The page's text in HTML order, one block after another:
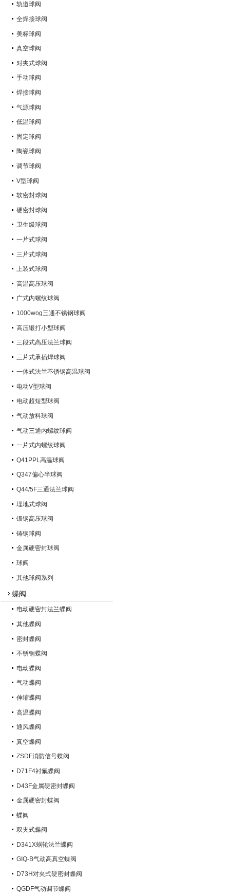
轨道球阀
全焊接球阀
美标球阀
真空球阀
对夹式球阀
手动球阀
焊接球阀
气源球阀
低温球阀
固定球阀
陶瓷球阀
调节球阀
V型球阀
软密封球阀
硬密封球阀
卫生级球阀
一片式球阀
三片式球阀
上装式球阀
高温高压球阀
广式内螺纹球阀
1000wog三通不锈钢球阀
高压锻打小型球阀
三段式高压法兰球阀
三片式承插焊球阀
一体式法兰不锈钢高温球阀
电动V型球阀
电动超短型球阀
气动放料球阀
气动三通内螺纹球阀
一片式内螺纹球阀
Q41PPL高温球阀
Q347偏心半球阀
Q44/5F三通法兰球阀
埋地式球阀
锻钢高压球阀
铸钢球阀
金属硬密封球阀
球阀
其他球阀系列
蝶阀
电动硬密封法兰蝶阀
其他蝶阀
密封蝶阀
不锈钢蝶阀
电动蝶阀
气动蝶阀
伸缩蝶阀
高温蝶阀
通风蝶阀
真空蝶阀
ZSDF消防信号蝶阀
D71F4衬氟蝶阀
D43F金属硬密封蝶阀
金属硬密封蝶阀
蝶阀
双夹式蝶阀
D341X蜗轮法兰蝶阀
GIQ-B气动高真空蝶阀
D73H对夹式硬密封蝶阀
QGDF气动调节蝶阀